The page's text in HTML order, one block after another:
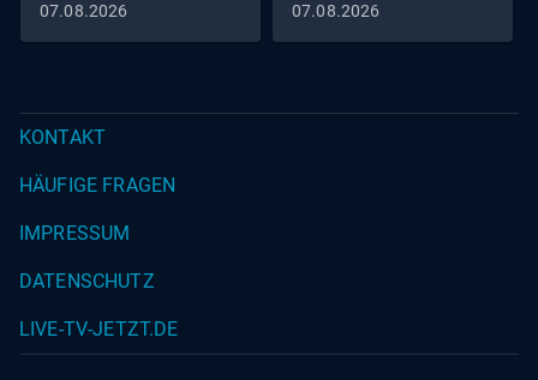
07.08.2026
07.08.2026
KONTAKT
HÄUFIGE FRAGEN
IMPRESSUM
DATENSCHUTZ
LIVE-TV-JETZT.DE